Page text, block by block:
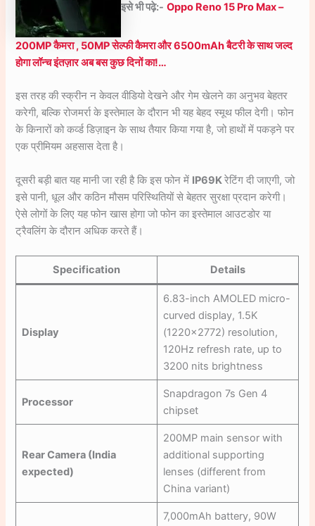
इसे भी पढ़े:- Oppo Reno 15 Pro Max –
200MP कैमरा , 50MP सेल्फी कैमरा और 6500mAh बैटरी के साथ जल्द
होगा लॉन्च इंतज़ार अब बस कुछ दिनों का!…
इस तरह की स्क्रीन न केवल वीडियो देखने और गेम खेलने का अनुभव बेहतर
करेगी, बल्कि रोजमर्रा के इस्तेमाल के दौरान भी यह बेहद स्मूथ फील देगी। फोन
के किनारों को कर्व्ड डिज़ाइन के साथ तैयार किया गया है, जो हाथों में पकड़ने पर
एक प्रीमियम अहसास देता है।
दूसरी बड़ी बात यह मानी जा रही है कि इस फोन में IP69Kरेटिंग दी जाएगी, जो
इसे पानी, धूल और कठिन मौसम परिस्थितियों से बेहतर सुरक्षा प्रदान करेगी।
ऐसे लोगों के लिए यह फोन खास होगा जो फोन का इस्तेमाल आउटडोर या
ट्रैवलिंग के दौरान अधिक करते हैं।
Specification Details
Display
6.83-inch AMOLED micro-
curved display, 1.5K
(1220×2772) resolution,
120Hz refresh rate, up to
3200 nits brightness
Processor
Snapdragon 7s Gen 4
chipset
Rear Camera (India
expected)
200MP main sensor with
additional supporting
lenses (different from
China variant)
7,000mAh battery, 90W